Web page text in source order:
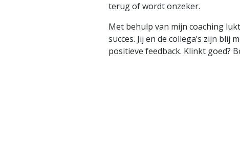
terug of wordt onzeker.
Met behulp van mijn coaching
succes. Jij en de collega’s zijn
positieve feedback. Klinkt goed?